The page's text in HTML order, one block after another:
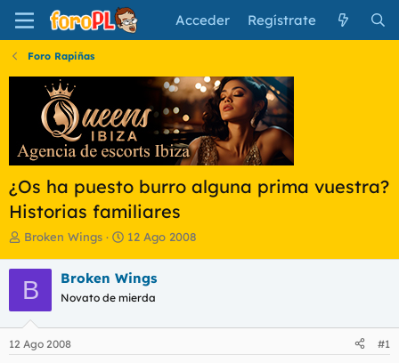
Acceder Regístrate
Foro Rapiñas
¿Os ha puesto burro alguna prima vuestra?
Historias familiares
I
i
c
i
a
d
o
Broken Wings
F
h
a
e
12 Ago 2008
B Broken Wings
Novato de mierda
12 Ago 2008 #1